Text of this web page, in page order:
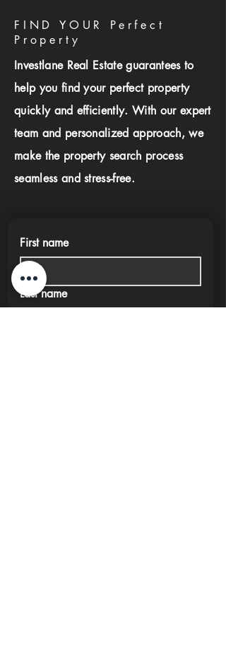
FIND YOUR Perfect
Property
Investlane Real Estate guarantees to
help you find your perfect property
quickly and efficiently. With our expert
team and personalized approach, we
make the property search process
seamless and stress-free.
First name
Last name